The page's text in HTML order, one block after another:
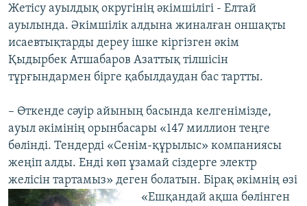
Жетісу ауылдық округінің әкімшілігі - Елтай
ауылында. Әкімшілік алдына жиналған оншақты
исаевтықтарды дереу ішке кіргізген әкім
Қыдырбек Атшабаров Азаттық тілшісін
тұрғындармен бірге қабылдаудан бас тартты.
– Өткенде сәуір айының басында келгенімізде,
ауыл әкімінің орынбасары «147 миллион теңге
бөлінді. Тендерді «Сенім-құрылыс» компаниясы
жеңіп алды. Енді көп ұзамай сіздерге электр
желісін тартамыз» деген болатын. Бірақ әкімнің өзі
«Ешқандай ақша бөлінген